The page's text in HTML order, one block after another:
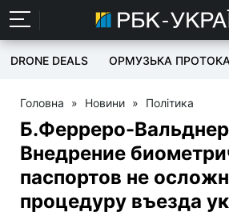
DRONE DEALS ОРМУЗЬКА ПРОТОКА
Головна » Новини » Політика
Б.Ферреро-
Внедрение
паспортов не
процедуру въезда